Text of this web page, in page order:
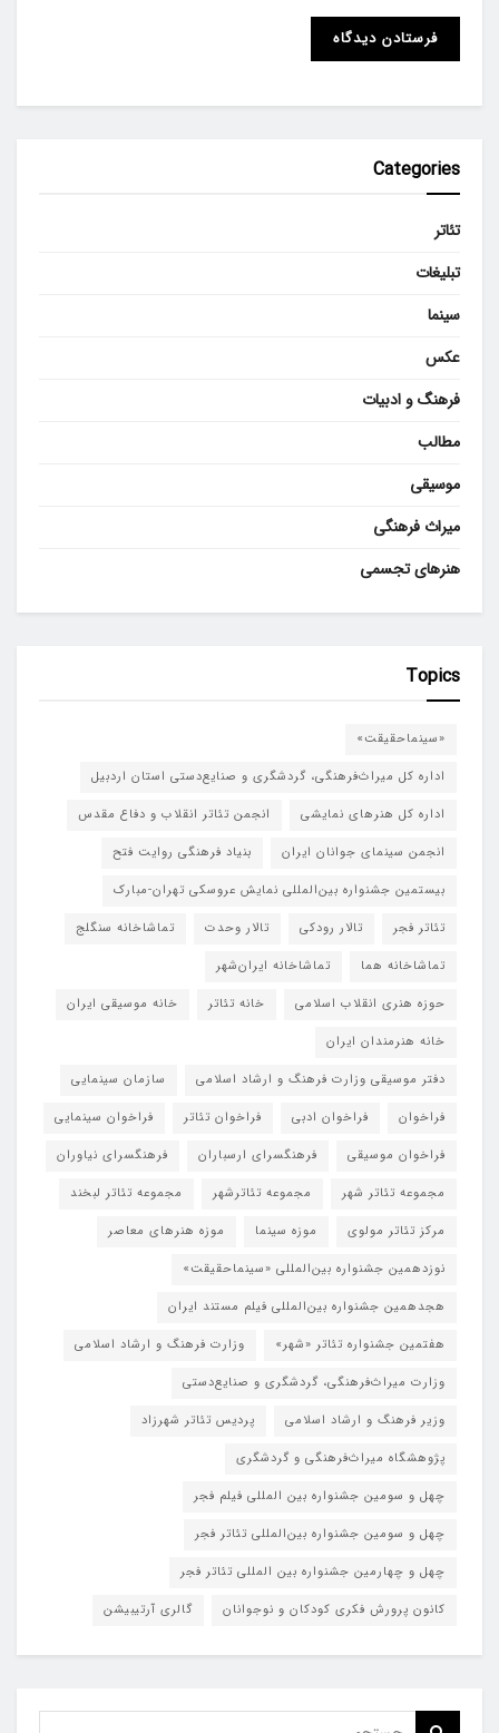
Categories
تئاتر
تبلیغات
سینما
عکس
فرهنگ و ادبیات
مطالب
موسیقی
میراث فرهنگی
هنرهای تجسمی
Topics
«سینماحقیقت»
اداره کل میراث‌فرهنگی، گردشگری و صنایع‌دستی استان اردبیل
اداره کل هنرهای نمایشی
انجمن تئاتر انقلاب و دفاع مقدس
انجمن سینمای جوانان ایران
بنیاد فرهنگی روایت فتح
بیستمین جشنواره بین‌المللی نمایش عروسکی تهران-مبارک
تئاتر فجر
تالار رودکی تالار وحدت
تماشاخانه سنگلج
تماشاخانه هما
تماشاخانه‌ ایران‌شهر
حوزه هنری انقلاب اسلامی
خانه تئاتر
خانه موسیقی ایران
خانه هنرمندان ایران
دفتر موسیقی وزارت فرهنگ و ارشاد اسلامی
سازمان سینمایی
فراخوان
فراخوان ادبی فراخوان تئاتر
فراخوان سینمایی
فراخوان موسیقی
فرهنگسرای ارسباران
فرهنگسرای نیاوران
مجموعه تئاتر شهر
مجموعه تئاترشهر
مجموعه تئاتر لبخند
مرکز تئاتر مولوی
موزه سینما
موزه هنرهای معاصر
نوزدهمین جشنواره بین‌المللی «سینماحقیقت»
هجدهمین جشنواره بین‌المللی فیلم مستند ایران
هفتمین جشنواره تئاتر «شهر»
وزارت فرهنگ و ارشاد اسلامی
وزارت میراث‌فرهنگی، گردشگری و صنایع‌دستی
وزیر فرهنگ و ارشاد اسلامی
پردیس تئاتر شهرزاد
پژوهشگاه میراث‌فرهنگی و گردشگری
چهل و سومین جشنواره بین المللی فیلم فجر
چهل و سومین جشنواره بین‌المللی تئاتر فجر
چهل و چهارمین جشنواره بین المللی تئاتر فجر
کانون پرورش فکری کودکان و نوجوانان
گالری آرتیبیشن